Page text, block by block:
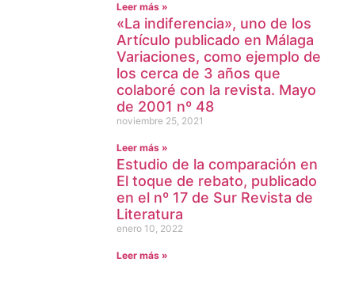
Leer más »
«La indiferencia», uno de los
Artículo publicado en Málaga
Variaciones, como ejemplo de
los cerca de 3 años que
colaboré con la revista. Mayo
de 2001 nº 48
noviembre 25, 2021
Leer más »
Estudio de la comparación en
El toque de rebato, publicado
en el nº 17 de Sur Revista de
Literatura
enero 10, 2022
Leer más »